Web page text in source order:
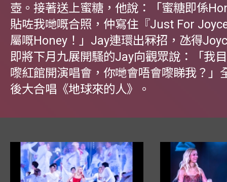
壺。接著送上蜜糖，他說：「蜜糖即係
貼咗我哋嘅合照，仲寫住『Just For
屬嘅Honey！」Jay連環出冧招，氹得
即將下月九展開騷的Jay向觀眾說：「我
嚟紅館開演唱會，你哋會唔會嚟睇我？」
後大合唱《地球來的人》。